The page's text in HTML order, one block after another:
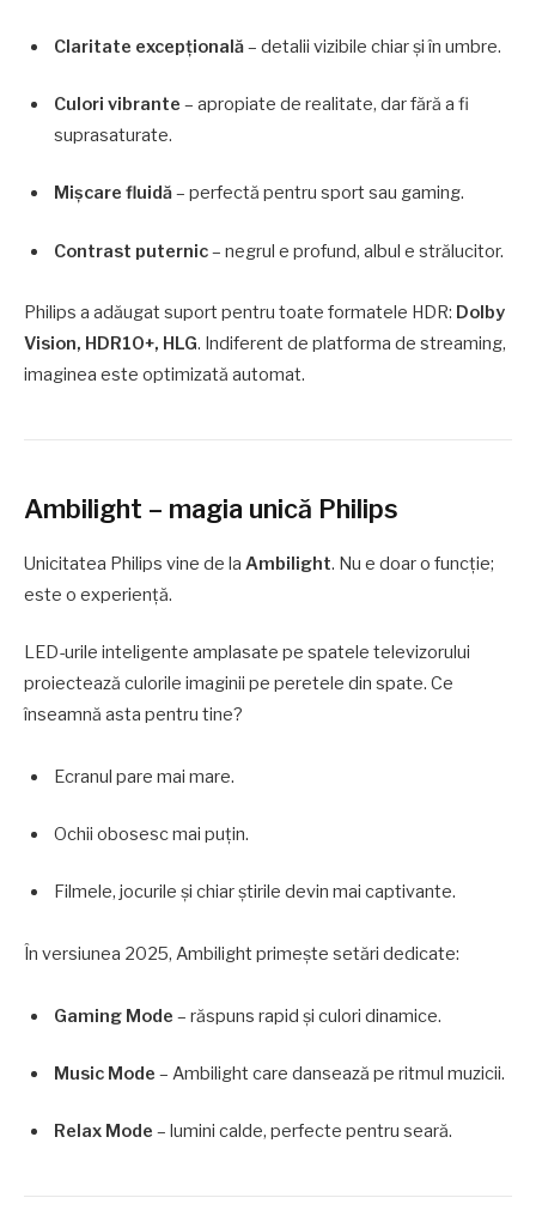
Claritate excepțională– detalii vizibile chiar și în umbre.
Culori vibrante – apropiate de realitate, dar fără a fi
suprasaturate.
Mișcare fluidă– perfectă pentru sport sau gaming.
Contrast puternic– negrul e profund, albul e strălucitor.
Philips a adăugat suport pentru toate formatele HDR: Dolby
Vision, HDR10+, HLG. Indiferent de platforma de streaming,
imaginea este optimizată automat.
Ambilight – magia unică Philips
Unicitatea Philips vine de la Ambilight. Nu e doar o funcție;
este o experiență.
LED-urile inteligente amplasate pe spatele televizorului
proiectează culorile imaginii pe peretele din spate. Ce
înseamnă asta pentru tine?
Ecranul pare mai mare.
Ochii obosesc mai puțin.
Filmele, jocurile și chiar știrile devin mai captivante.
În versiunea 2025, Ambilight primește setări dedicate:
Gaming Mode – răspuns rapid și culori dinamice.
Music Mode – Ambilight care dansează pe ritmul muzicii.
Relax Mode – lumini calde, perfecte pentru seară.